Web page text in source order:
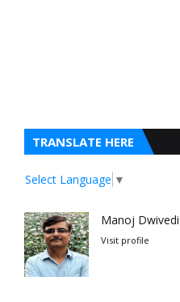
TRANSLATE HERE
Select Language ▼
Manoj Dwivedi
Visit profile